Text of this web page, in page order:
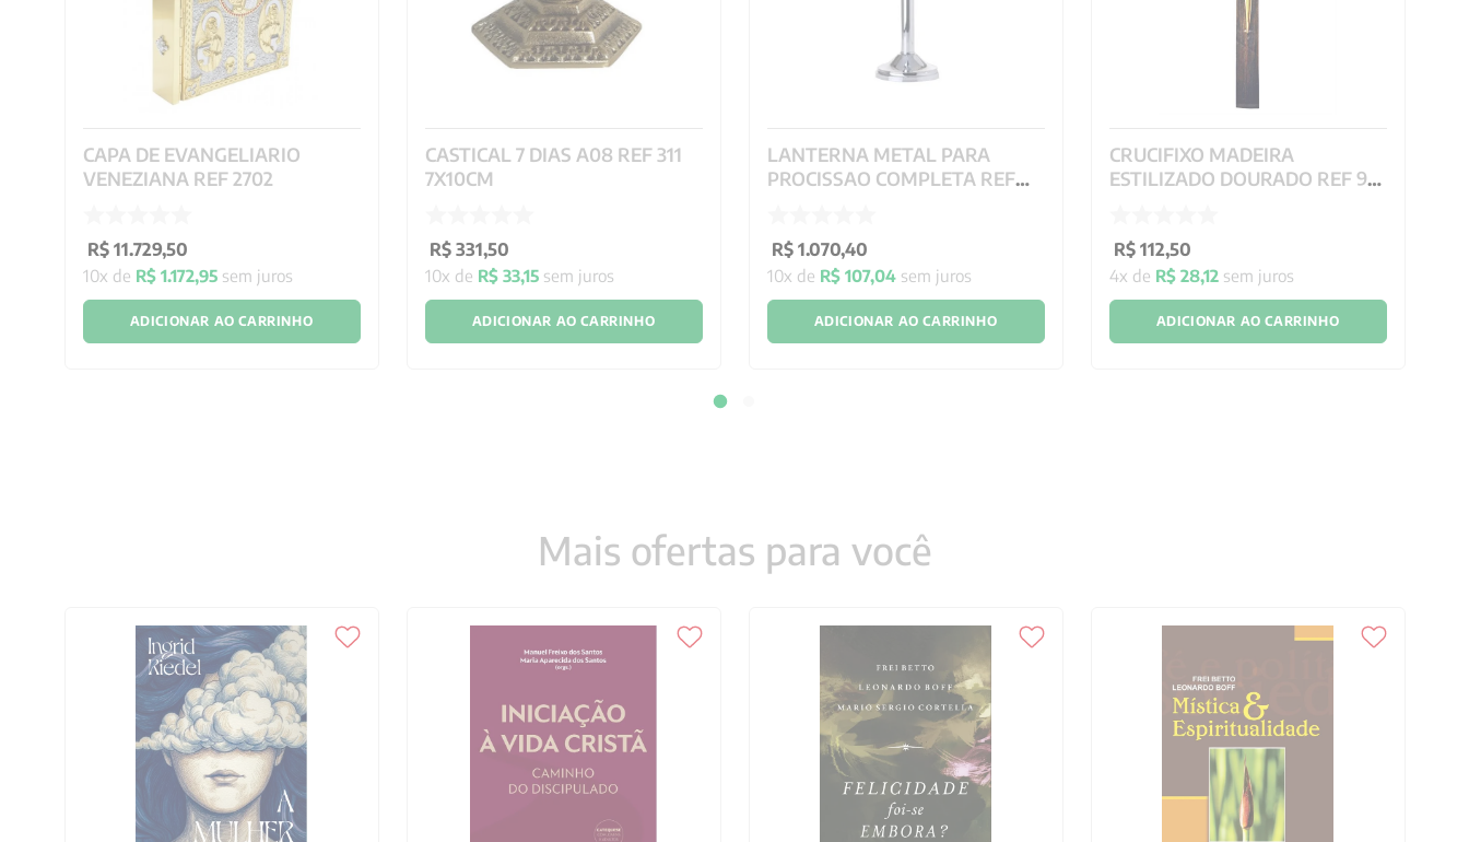
CAPA DE EVANGELIARIO
VENEZIANA REF 2702
R$ 11.729,50
10x de R$ 1.172,95sem juros
ADICIONAR AO CARRINHO
CASTICAL 7 DIAS A08 REF 311
7X10CM
R$ 331,50
10x de R$ 33,15sem juros
ADICIONAR AO CARRINHO
LANTERNA METAL PARA
PROCISSAO COMPLETA REF
R$ 1.070,40
10x de R$ 107,04sem juros
ADICIONAR AO CARRINHO
CRUCIFIXO MADEIRA
ESTILIZADO DOURADO REF 90
R$ 112,50
4x de R$ 28,12sem juros
ADICIONAR AO CARRINHO
Mais ofertas para você